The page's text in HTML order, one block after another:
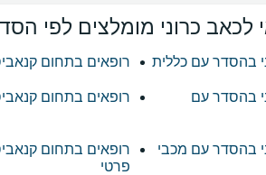
לכאב כרוני מומלצים לפי
בהסדר עם כללית רופאים בתחום
בהסדר עם
רופאים בתחום
בהסדר עם מכבי
רופאים בתחום
פרטי